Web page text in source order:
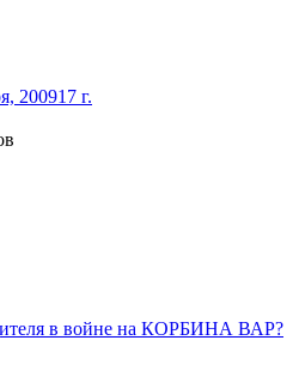
200917 г.
в войне на КОРБИНА ВАР?